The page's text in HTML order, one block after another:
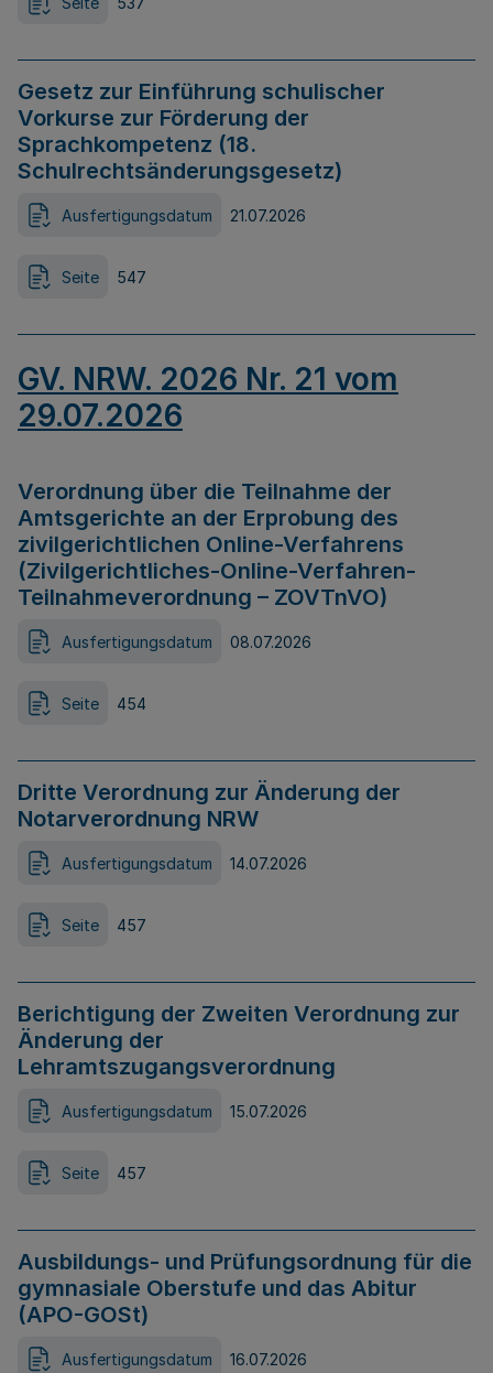
Gesetz zur Einführung schulischer
Vorkurse zur Förderung der
Sprachkompetenz (18.
Schulrechtsänderungsgesetz)
Ausfertigungsdatum 21.07.2026
Seite 547
GV. NRW. 2026 Nr. 21 vom
29.07.2026
Verordnung über die Teilnahme der
Amtsgerichte an der Erprobung des
zivilgerichtlichen Online-Verfahrens
(Zivilgerichtliches-Online-Verfahren-
Teilnahmeverordnung – ZOVTnVO)
Ausfertigungsdatum 08.07.2026
Seite 454
Dritte Verordnung zur Änderung der
Notarverordnung NRW
Ausfertigungsdatum 14.07.2026
Seite 457
Berichtigung der Zweiten Verordnung zur
Änderung der
Lehramtszugangsverordnung
Ausfertigungsdatum 15.07.2026
Seite 457
Ausbildungs- und Prüfungsordnung für die
gymnasiale Oberstufe und das Abitur
(APO-GOSt)
Ausfertigungsdatum 16.07.2026